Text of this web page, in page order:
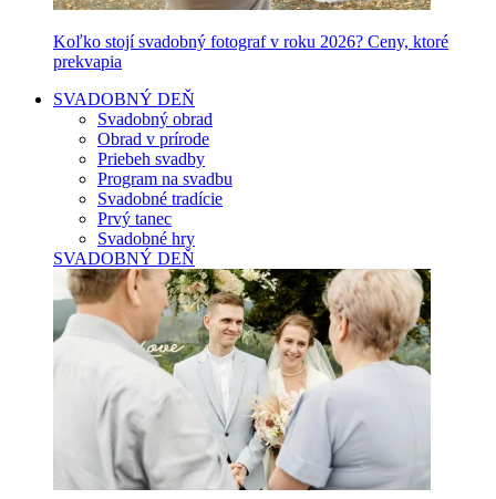
Koľko stojí svadobný fotograf v roku 2026? Ceny, ktoré
prekvapia
SVADOBNÝ DEŇ
Svadobný obrad
Obrad v prírode
Priebeh svadby
Program na svadbu
Svadobné tradície
Prvý tanec
Svadobné hry
SVADOBNÝ DEŇ